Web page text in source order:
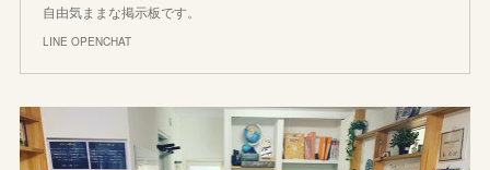
自由気ままな掲示板です。
LINE OPENCHAT